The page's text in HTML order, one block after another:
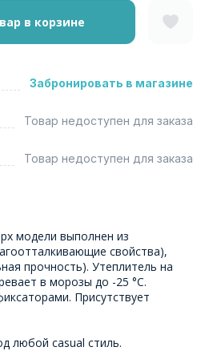
в корзине
Забронировать в магазине
Товар недоступен для заказа
Товар недоступен для заказа
модели выполнен из
свойства),
прочность). Утеплитель на
в морозы до -25 °C.
Присутствует
любой casual стиль.